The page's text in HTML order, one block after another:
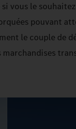
vous le
pouvant
le couple de
marchandises